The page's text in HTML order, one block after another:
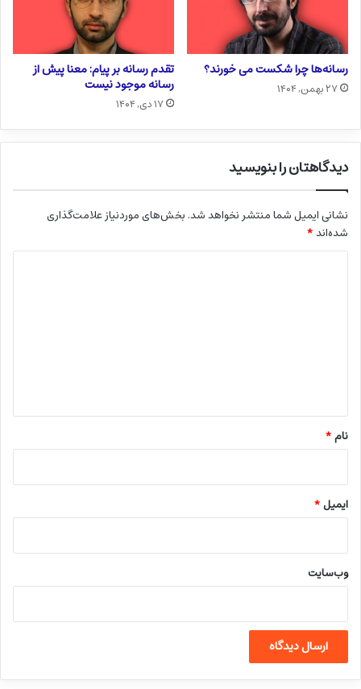
رسانه‌ها چرا شکست می خورند؟
۲۷ بهمن, ۱۴۰۴
تقدم رسانه بر پیام: معنا پیش از
رسانه موجود نیست
۱۷ دی, ۱۴۰۴
دیدگاهتان را بنویسید
نشانی ایمیل شما منتشر نخواهد شد. بخش‌های موردنیاز علامت‌گذاری
شده‌اند*
نام*
ایمیل*
وب‌سایت